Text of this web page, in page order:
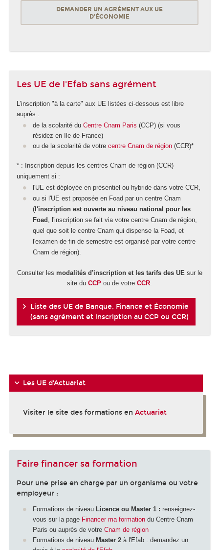
DEMANDER UN AGRÉMENT AUX UE
D'ÉCONOMIE
Les UE de l'Efab sans agrément
L'inscription "à la carte" aux UE listées ci-dessous est libre
auprès :
de la scolarité du Centre Cnam Paris (CCP) (si vous
résidez en Ile-de-France)
ou de la scolarité de votre centre Cnam de région(CCR)*
* : Inscription depuis les centres Cnam de région (CCR)
uniquement si :
l'UE est déployée en présentiel ou hybride dans votre CCR,
ou si l'UE est proposée en Foad par un centre Cnam
(l'inscription est ouverte au niveau national pour les
Foad , l'inscription se fait via votre centre Cnam de région,
quel que soit le centre Cnam qui dispense la Foad, et
l'examen de fin de semestre est organisé par votre centre
Cnam de région).
Consulter les modalités d'inscription et les tarifs des UEsur le
site du CCP ou de votre CCR.
Liste des UE de Banque, Finance et Économie
(sans agrément et inscription au CCP ou CCR)
Les UE d'Actuariat
Visiter le site des formations en Actuariat
Faire financer sa formation
Pour une prise en charge par un organisme ou votre
employeur :
Formations de niveau Licence ou Master 1 : renseignez-
vous sur la page Financer ma formationdu Centre Cnam
Paris ou auprès de votre Cnam de région
Formations de niveau Master 2 à l'Efab : demandez un